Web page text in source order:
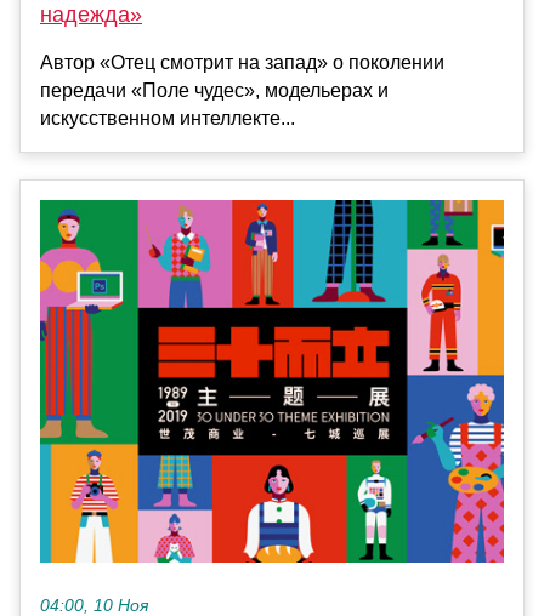
надежда»
Автор «Отец смотрит на запад» о поколении
передачи «Поле чудес», модельерах и
искусственном интеллекте...
04:00, 10 Ноя